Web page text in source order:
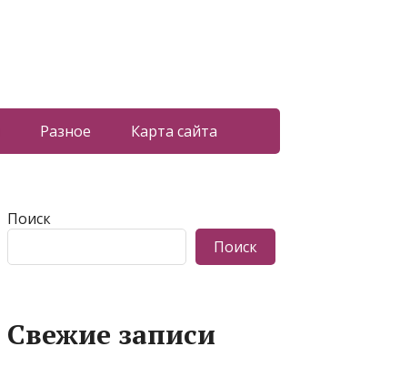
Разное Карта сайта
Поиск
Поиск
Свежие записи